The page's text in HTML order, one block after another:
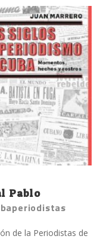
Pablo
de la Periodistas de